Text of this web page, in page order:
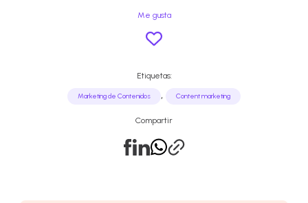
Me gusta
Etiquetas:
Marketing de Contenidos , Content marketing
Compartir